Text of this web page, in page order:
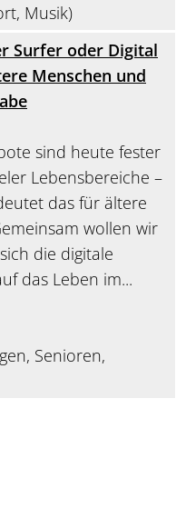
Musik)
Surfer oder Digital
Menschen und
sind heute fester
Lebensbereiche –
das für ältere
wollen wir
die digitale
das Leben im...
Senioren,